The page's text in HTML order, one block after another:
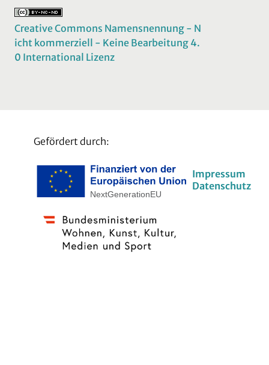
Creative Commons Namensnennung - N
icht kommerziell - Keine Bearbeitung 4.
0 International Lizenz
Gefördert durch:
Impressum
Datenschutz